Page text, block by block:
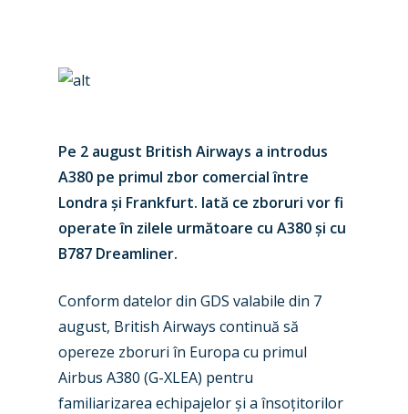
Pe 2 august British Airways a introdus
A380 pe primul zbor comercial între
Londra și Frankfurt. Iată ce zboruri vor fi
operate în zilele următoare cu A380 și cu
B787 Dreamliner.
Conform datelor din GDS valabile din 7
august, British Airways continuă să
opereze zboruri în Europa cu primul
Airbus A380 (G-XLEA) pentru
familiarizarea echipajelor și a însoțitorilor